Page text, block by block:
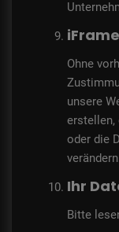
Ohne
unsere
erstellen,
oder die
Ihr
Bitte